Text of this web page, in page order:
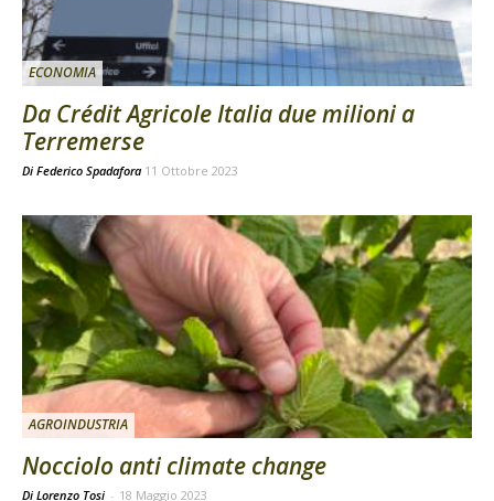
ECONOMIA
Da Crédit Agricole Italia due milioni a
Terremerse
Di Federico Spadafora 11 Ottobre 2023
AGROINDUSTRIA
Nocciolo anti climate change
Di Lorenzo Tosi - 18 Maggio 2023